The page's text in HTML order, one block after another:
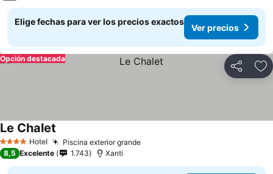
Elige fechas para ver los precios exactos
Ver precios
Compartir
Opción destacada
4 EstrellasHotel Piscina exterior grandeVer precios
Le Chalet
8,5 Excelente 1.743 Xanti